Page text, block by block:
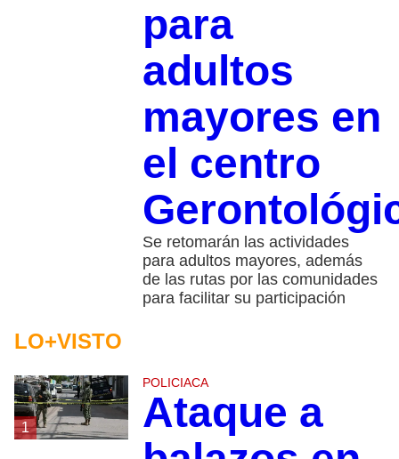
para
adultos
mayores en
el centro
Se retomarán las actividades
para adultos mayores, además
de las rutas por las comunidades
para facilitar su participación
LO+VISTO
1
POLICIACA
Ataque a